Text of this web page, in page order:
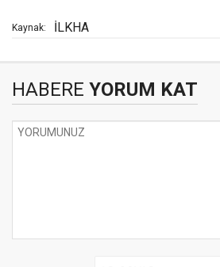
Kaynak: İLKHA
HABERE YORUM KAT